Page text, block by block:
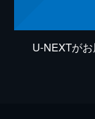
U-NEXTが